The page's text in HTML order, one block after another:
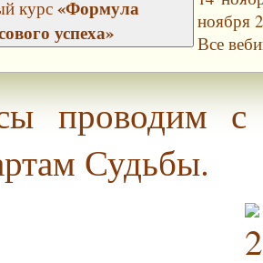
курс «Формула
успеха»
ноября
Все
проводим с
Судьбы.